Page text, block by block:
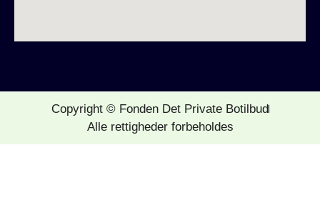
Copyright © Fonden Det Private Botilbud
Alle rettigheder forbeholdes